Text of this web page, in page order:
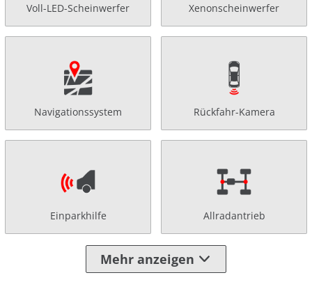
Voll-LED-Scheinwerfer Xenonscheinwerfer
Navigationssystem Rückfahr-Kamera
Einparkhilfe Allradantrieb
Mehr anzeigen